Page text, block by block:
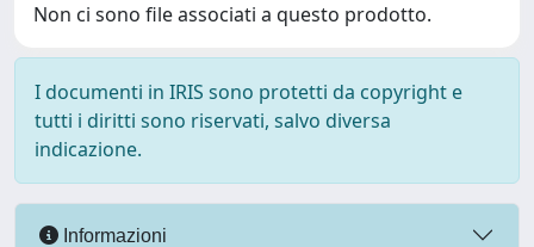
Non ci sono file associati a questo prodotto.
I documenti in IRIS sono protetti da copyright e
tutti i diritti sono riservati, salvo diversa
indicazione.
Informazioni